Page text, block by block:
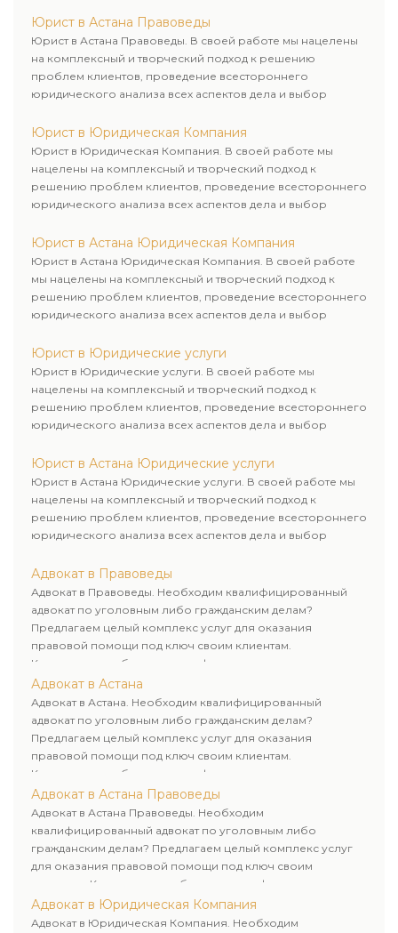
Юрист в Астана Правоведы
Юрист в Астана Правоведы. В своей работе мы нацелены
на комплексный и творческий подход к решению
проблем клиентов, проведение всестороннего
юридического анализа всех аспектов дела и выбор
Юрист в Юридическая Компания
Юрист в Юридическая Компания. В своей работе мы
нацелены на комплексный и творческий подход к
решению проблем клиентов, проведение всестороннего
юридического анализа всех аспектов дела и выбор
Юрист в Астана Юридическая Компания
Юрист в Астана Юридическая Компания. В своей работе
мы нацелены на комплексный и творческий подход к
решению проблем клиентов, проведение всестороннего
юридического анализа всех аспектов дела и выбор
Юрист в Юридические услуги
Юрист в Юридические услуги. В своей работе мы
нацелены на комплексный и творческий подход к
решению проблем клиентов, проведение всестороннего
юридического анализа всех аспектов дела и выбор
Юрист в Астана Юридические услуги
Юрист в Астана Юридические услуги. В своей работе мы
нацелены на комплексный и творческий подход к
решению проблем клиентов, проведение всестороннего
юридического анализа всех аспектов дела и выбор
Адвокат в Правоведы
Адвокат в Правоведы. Необходим квалифицированный
адвокат по уголовным либо гражданским делам?
Предлагаем целый комплекс услуг для оказания
правовой помощи под ключ своим клиентам.
Комплексное обслуживание физических и юридических
лиц. Индивидуальный подход к каждому клиенту.
Адвокат в Астана
Адвокат в Астана. Необходим квалифицированный
адвокат по уголовным либо гражданским делам?
Предлагаем целый комплекс услуг для оказания
правовой помощи под ключ своим клиентам.
Комплексное обслуживание физических и юридических
лиц. Индивидуальный подход к каждому клиенту.
Адвокат в Астана Правоведы
Адвокат в Астана Правоведы. Необходим
квалифицированный адвокат по уголовным либо
гражданским делам? Предлагаем целый комплекс услуг
для оказания правовой помощи под ключ своим
клиентам. Комплексное обслуживание физических и
юридических лиц. Индивидуальный подход к каждому
клиенту.
Адвокат в Юридическая Компания
Адвокат в Юридическая Компания. Необходим